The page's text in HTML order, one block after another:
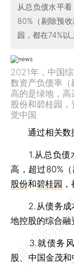
从总负债水平
80%（剔除预
园，都在74%以
2021年，中国
数资产负债率（
高的是绿地，
股份和碧桂园
觉中国
通过相关数
1.从总负债
高，超过80%
股份和碧桂园
2.从债务成
地控股的综合融
3.就债务风
股、中国金茂和